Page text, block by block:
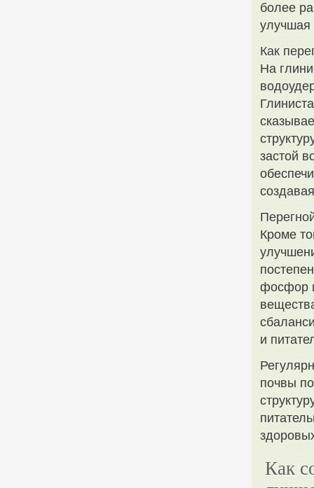
более
улучшая
Как
На
застой
Кроме
фосфор
и
почвы
Как